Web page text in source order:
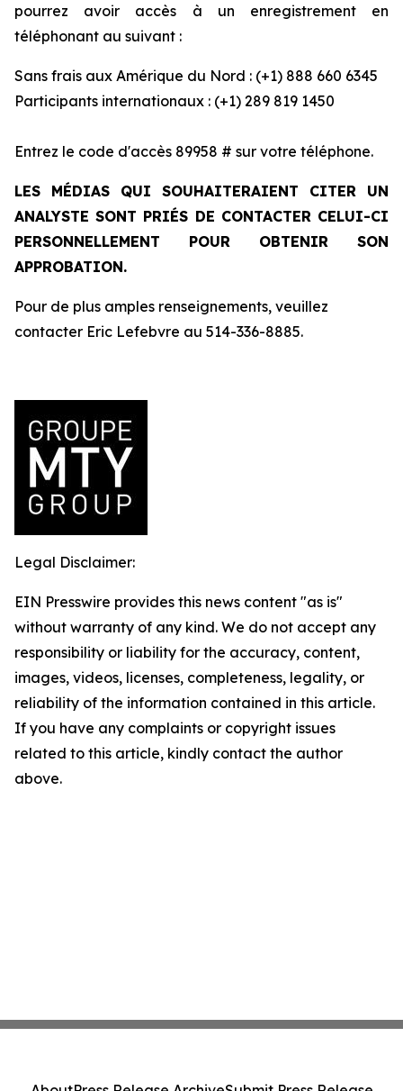
pourrez avoir accès à un enregistrement en
téléphonant au suivant :
Sans frais aux Amérique du Nord : (+1) 888 660 6345
Participants internationaux : (+1) 289 819 1450
Entrez le code d'accès 89958 # sur votre téléphone.
LES MÉDIAS QUI SOUHAITERAIENT CITER UN
ANALYSTE SONT PRIÉS DE CONTACTER CELUI-CI
PERSONNELLEMENT POUR OBTENIR SON
APPROBATION.
Pour de plus amples renseignements, veuillez
contacter Eric Lefebvre au 514-336-8885.
Legal Disclaimer:
EIN Presswire provides this news content "as is"
without warranty of any kind. We do not accept any
responsibility or liability for the accuracy, content,
images, videos, licenses, completeness, legality, or
reliability of the information contained in this article.
If you have any complaints or copyright issues
related to this article, kindly contact the author
above.